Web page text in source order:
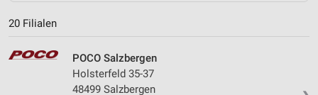
20 Filialen
POCO Salzbergen
Holsterfeld 35-37
48499 Salzbergen